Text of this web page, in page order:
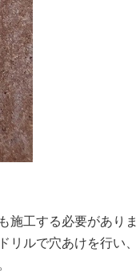
工する必要がありま
ルで穴あけを行い